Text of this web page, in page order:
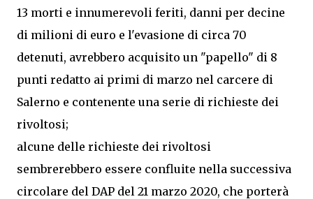
13 morti e innumerevoli feriti, danni per decine
di milioni di euro e l'evasione di circa 70
detenuti, avrebbero acquisito un "papello" di 8
punti redatto ai primi di marzo nel carcere di
Salerno e contenente una serie di richieste dei
rivoltosi;
alcune delle richieste dei rivoltosi
sembrerebbero essere confluite nella successiva
circolare del DAP del 21 marzo 2020, che porterà